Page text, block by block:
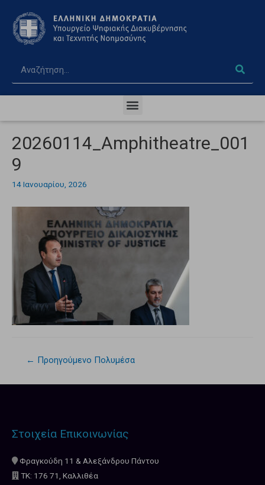
20260114_Amphitheatre_001
9
14 Ιανουαρίου, 2026
← Προηγούμενο Πολυμέσα
Στοιχεία Επικοινωνίας
Φραγκούδη 11 & Αλεξάνδρου Πάντου
ΤΚ: 176 71, Καλλιθέα